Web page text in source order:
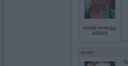
Antall innlegg:
44845
auau